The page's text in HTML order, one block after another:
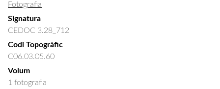
Fotografia
Signatura
CEDOC 3.28_712
Codi Topogràfic
C06.03.05.60
Volum
1 fotografia